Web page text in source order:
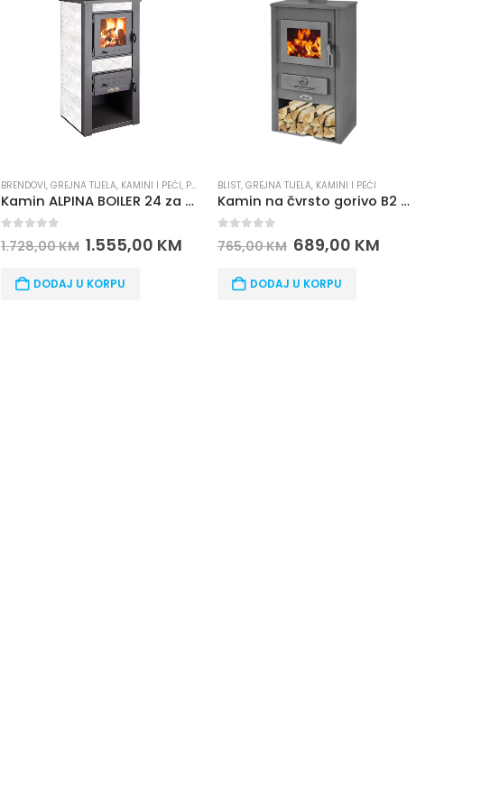
BRENDOVI, GREJNA TIJELA, KAMINI I PEĆI, PEĆI ZA ETAŽNO GRIJANJE ,PRO TERMO
Kamin ALPINA BOILER 24 za etažno grijanje
1.728,00KM 1.555,00 KM
DODAJ U KORPU
BLIST, GREJNA TIJELA, KAMINI I PEĆI
Kamin na čvrsto gorivo B2 ETAŽNI BLIST
765,00KM 689,00 KM
DODAJ U KORPU